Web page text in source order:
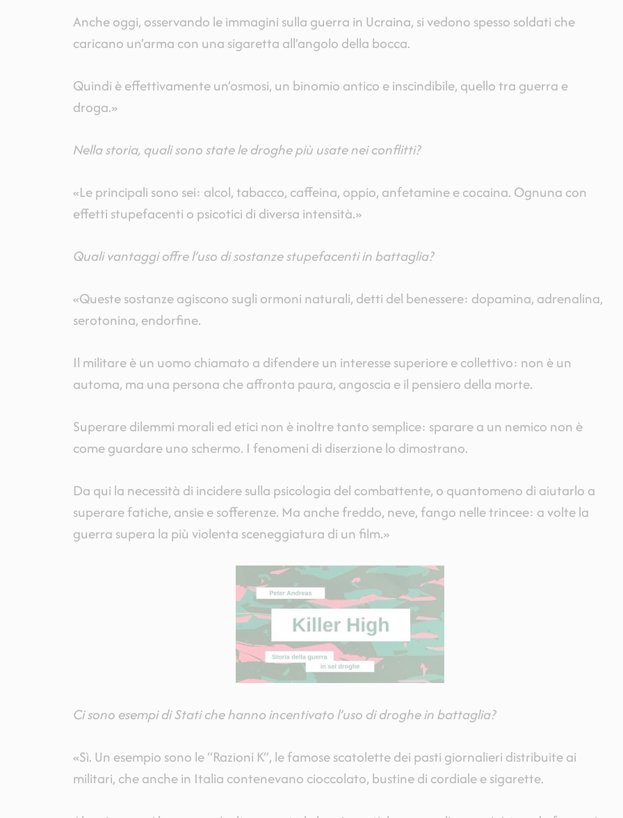
Anche oggi, osservando le immagini sulla guerra in Ucraina, si vedono spesso soldati che
caricano un’arma con una sigaretta all’angolo della bocca.
Quindi è effettivamente un’osmosi, un binomio antico e inscindibile, quello tra guerra e
droga.»
Nella storia, quali sono state le droghe più usate nei conflitti?
«Le principali sono sei: alcol, tabacco, caffeina, oppio, anfetamine e cocaina. Ognuna con
effetti stupefacenti o psicotici di diversa intensità.»
Quali vantaggi offre l’uso di sostanze stupefacenti in battaglia?
«Queste sostanze agiscono sugli ormoni naturali, detti del benessere: dopamina, adrenalina,
serotonina, endorfine.
Il militare è un uomo chiamato a difendere un interesse superiore e collettivo: non è un
automa, ma una persona che affronta paura, angoscia e il pensiero della morte.
Superare dilemmi morali ed etici non è inoltre tanto semplice: sparare a un nemico non è
come guardare uno schermo. I fenomeni di diserzione lo dimostrano.
Da qui la necessità di incidere sulla psicologia del combattente, o quantomeno di aiutarlo a
superare fatiche, ansie e sofferenze. Ma anche freddo, neve, fango nelle trincee: a volte la
guerra supera la più violenta sceneggiatura di un film.»
Ci sono esempi di Stati che hanno incentivato l’uso di droghe in battaglia?
«Sì. Un esempio sono le “Razioni K”, le famose scatolette dei pasti giornalieri distribuite ai
militari, che anche in Italia contenevano cioccolato, bustine di cordiale e sigarette.